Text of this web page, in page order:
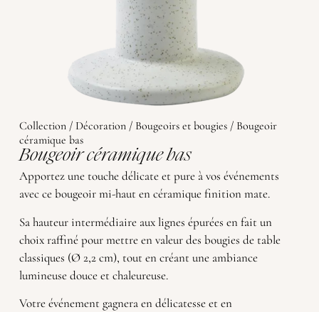
Collection/ Décoration/ Bougeoirs et bougies/ Bougeoir
céramique bas
Bougeoir céramique bas
Apportez une touche délicate et pure à vos événements
avec ce bougeoir mi-haut en céramique finition mate.
Sa hauteur intermédiaire aux lignes épurées en fait un
choix raffiné pour mettre en valeur des bougies de table
classiques (Ø 2,2 cm), tout en créant une ambiance
lumineuse douce et chaleureuse.
Votre événement gagnera en délicatesse et en